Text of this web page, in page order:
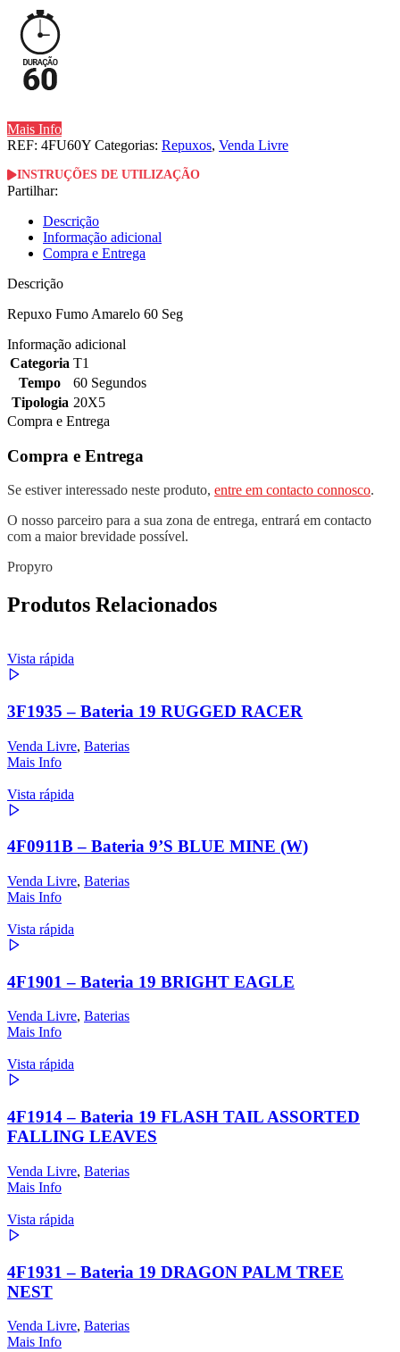
Mais Info
REF: 4FU60Y Categorias: Repuxos, Venda Livre
INSTRUÇÕES DE UTILIZAÇÃO
Partilhar:
Descrição
Informação adicional
Compra e Entrega
Descrição
Repuxo Fumo Amarelo 60 Seg
Informação adicional
Categoria T1
Tempo
60 Segundos
Tipologia 20X5
Compra e Entrega
Compra e Entrega
Se estiver interessado neste produto, entre em contacto connosco.
O nosso parceiro para a sua zona de entrega, entrará em contacto
com a maior brevidade possível.
Propyro
Produtos Relacionados
Vista rápida
3F1935 – Bateria 19 RUGGED RACER
Venda Livre, Baterias
Mais Info
Vista rápida
4F0911B – Bateria 9’S BLUE MINE (W)
Venda Livre, Baterias
Mais Info
Vista rápida
4F1901 – Bateria 19 BRIGHT EAGLE
Venda Livre, Baterias
Mais Info
Vista rápida
4F1914 – Bateria 19 FLASH TAIL ASSORTED
FALLING LEAVES
Venda Livre, Baterias
Mais Info
Vista rápida
4F1931 – Bateria 19 DRAGON PALM TREE
NEST
Venda Livre, Baterias
Mais Info